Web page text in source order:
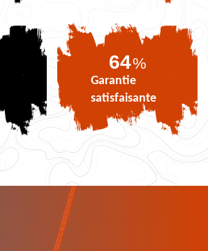
79%
Garantie
satisfaisante